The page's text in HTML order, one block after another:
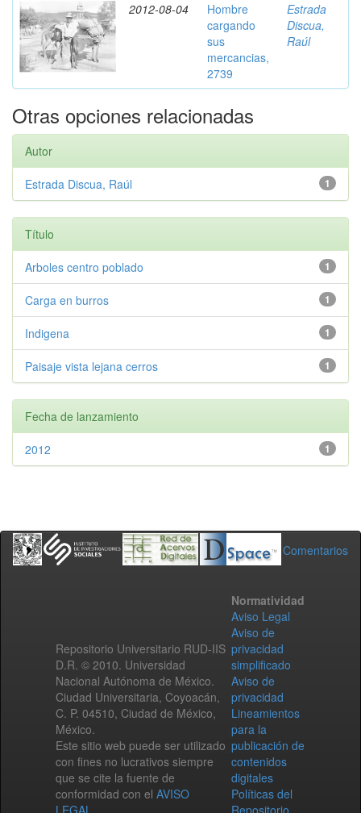
2012-08-04
Hombre
cargando
sus
mercancias,
2739
Estrada
Discua,
Raúl
Otras opciones relacionadas
Autor
1
Estrada Discua, Raúl
Título
1
Arboles centro poblado
1
Carga en burros
1
Indigena
1
Paisaje vista lejana cerros
Fecha de lanzamiento
1
2012
Comentarios
Repositorio Universitario RUD-IIS
D.R. © 2010. Universidad
Nacional Autónoma de México.
Ciudad Universitaria, Coyoacán,
C. P. 04510, Ciudad de México,
México.
Este sitio web puede ser utilizado
con fines no lucrativos siempre
que se cite la fuente de
conformidad con el AVISO
LEGAL
Normatividad
Aviso Legal
Aviso de
privacidad
simplificado
Aviso de
privacidad
Lineamientos
para la
publicación de
contenidos
digitales
Políticas del
Repositorio